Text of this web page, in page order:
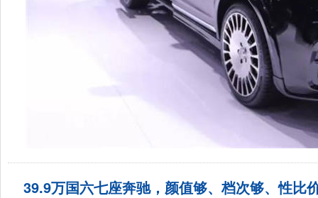
39.9万国六七座奔驰，颜值够、档次够、性比